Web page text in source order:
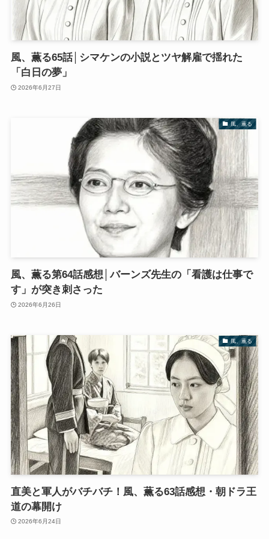
風、薫る65話│シマケンの小説とツヤ解雇で揺れた
「白日の夢」
2026年6月27日
風、薫る
風、薫る第64話感想│バーンズ先生の「看護は仕事で
す」が突き刺さった
2026年6月26日
風、薫る
直美と軍人がバチバチ！風、薫る63話感想・朝ドラ王
道の幕開け
2026年6月24日